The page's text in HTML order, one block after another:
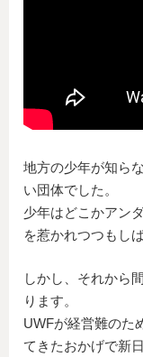
地方の少年が知ら
い団体でした。
少年はどこかアン
を惹かれつつもし
しかし、それから
ります。
UWFが経営難のた
てきたおかげで新